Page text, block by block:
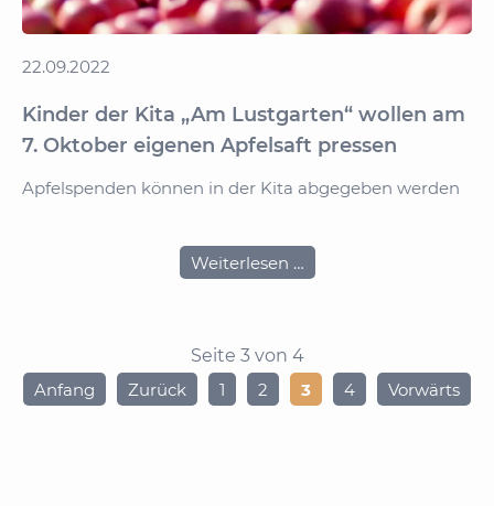
22.09.2022
Kinder der Kita „Am Lustgarten“ wollen am
7. Oktober eigenen Apfelsaft pressen
Apfelspenden können in der Kita abgegeben werden
Weiterlesen …Kinder
der
am
7.
Seite 3 von 4
Anfang
Zurück 1 2 3 4 Vorwärts